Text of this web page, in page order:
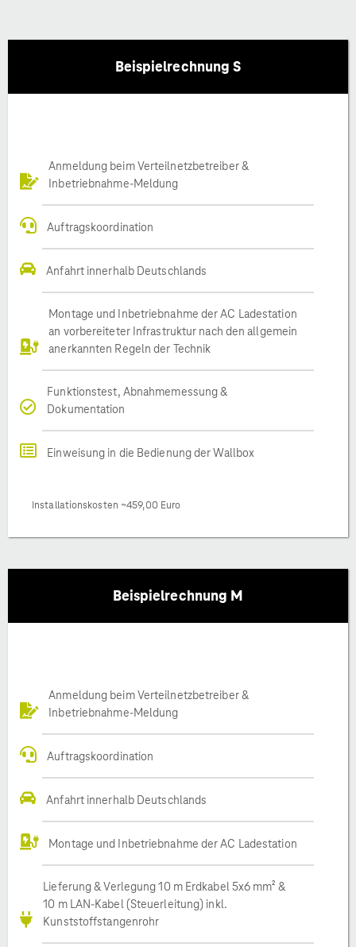
Beispielrechnung S
Anmeldung beim Verteilnetzbetreiber &
Inbetriebnahme-Meldung
Auftragskoordination
Anfahrt innerhalb Deutschlands
Montage und Inbetriebnahme der AC Ladestation
an vorbereiteter Infrastruktur nach den allgemein
anerkannten Regeln der Technik
Funktionstest, Abnahmemessung &
Dokumentation
Einweisung in die Bedienung der Wallbox
Installationskosten ~459,00 Euro
Beispielrechnung M
Anmeldung beim Verteilnetzbetreiber &
Inbetriebnahme-Meldung
Auftragskoordination
Anfahrt innerhalb Deutschlands
Montage und Inbetriebnahme der AC Ladestation
Lieferung & Verlegung 10 m Erdkabel 5x6 mm² &
10 m LAN-Kabel (Steuerleitung) inkl.
Kunststoffstangenrohr